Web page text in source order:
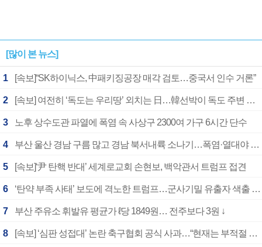
[많이 본 뉴스]
1 [속보]“SK하이닉스, 中패키징공장 매각 검토…중국서 인수 거론”
2 [속보] 여전히 ‘독도는 우리땅’ 외치는 日…韓선박이 독도 주변 해양조사 활동하자 반발
3 노후 상수도관 파열에 폭염 속 사상구 2300여 가구 6시간 단수
4 부산 울산 경남 구름 많고 경남 북서내륙 소나기…폭염·열대야 계속
5 [속보]‘尹 탄핵 반대’ 세계로교회 손현보, 백악관서 트럼프 접견
6 ‘탄약 부족 사태’ 보도에 격노한 트럼프…군사기밀 유출자 색출 지시
7 부산 주유소 휘발유 평균가 ℓ당 1849원… 전주보다 3원 ↓
8 [속보] ‘심판 성접대’ 논란 축구협회 공식 사과…“현재는 부적절 행위 없어”